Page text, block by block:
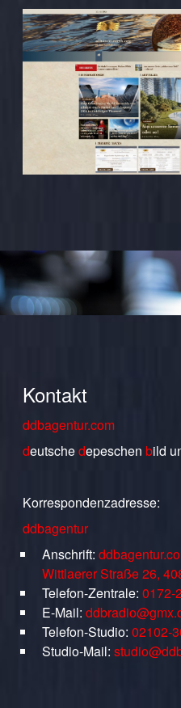
Kontakt
ddbagentur.com
deutschedepeschen bild
Korrespondenzadresse:
ddbagentur
Anschrift:
Wittlaerer Straße 26,
Telefon-Zentrale: 0172-
E-Mail:
Telefon-Studio: 02102-
Studio-Mail: